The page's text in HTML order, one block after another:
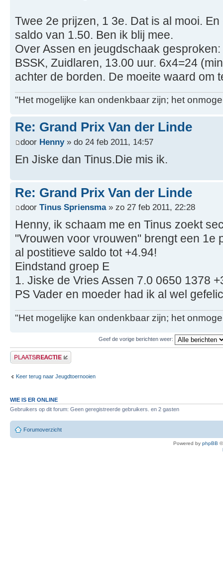
Twee 2e prijzen, 1 3e. Dat is al mooi.
saldo van 1.50. Ben ik blij mee.
Over Assen en jeugdschaak
BSSK, Zuidlaren, 13.00 uur. 6x4=24
achter de borden. De moeite waard om
"Het mogelijke kan ondenkbaar zijn; het
Re: Grand Prix Van der Linde
door Henny» do 24 feb 2011, 14:57
En Jiske dan Tinus.Die mis ik.
Re: Grand Prix Van der Linde
door Tinus Spriensma» zo 27 feb 2011, 22:28
Henny, ik schaam me en Tinus zoekt
"Vrouwen voor vrouwen" brengt een 1e
al postitieve saldo tot +4.94!
Eindstand groep E
1. Jiske de Vries Assen 7.0 0650 1378
PS Vader en moeder had ik al wel
"Het mogelijke kan ondenkbaar zijn; het
Geef de vorige berichten weer:
Plaats een reactie
Keer terug naar Jeugdtoernooien
WIE IS ER ONLINE
Gebruikers op dit forum: Geen geregistreerde gebruikers. en 2 gasten
Forumoverzicht
Powered by phpBB